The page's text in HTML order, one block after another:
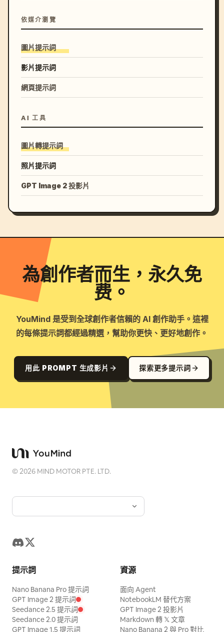
依媒介瀏覽
圖片提示詞
影片提示詞
網頁提示詞
AI 工具
圖片轉提示詞
照片提示詞
GPT Image 2 投影片
為創作者而生，永久免
费。
YouMind 是受到全球創作者信賴的 AI 創作助手。這裡
的每條提示詞都經過精選，幫助你更快、更好地創作。
用此 PROMPT 生成影片 探索更多提示詞
©2026 MIND MOTOR PTE. LTD.
提示詞
Nano Banana Pro 提示詞
GPT Image 2 提示詞
Seedance 2.5 提示詞
Seedance 2.0 提示詞
GPT Image 1.5 提示詞
資源
面向 Agent
NotebookLM 替代方案
GPT Image 2 投影片
Markdown 轉 𝕏 文章
Nano Banana 2 與 Pro 對比